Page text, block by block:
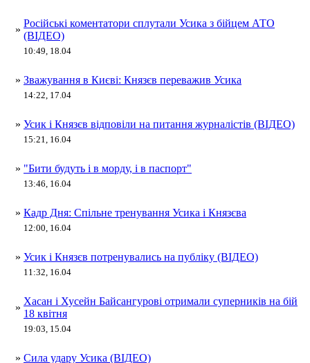
»
Російські коментатори сплутали Усика з бійцем АТО
(ВІДЕО)
10:49, 18.04
» Зважування в Києві: Князєв переважив Усика
14:22, 17.04
» Усик і Князєв відповіли на питання журналістів (ВІДЕО)
15:21, 16.04
» "Бити будуть і в морду, і в паспорт"
13:46, 16.04
» Кадр Дня: Спільне тренування Усика і Князєва
12:00, 16.04
» Усик і Князєв потренувались на публіку (ВІДЕО)
11:32, 16.04
»
Хасан і Хусейн Байсангурові отримали суперників на бій
18 квітня
19:03, 15.04
» Сила удару Усика (ВІДЕО)